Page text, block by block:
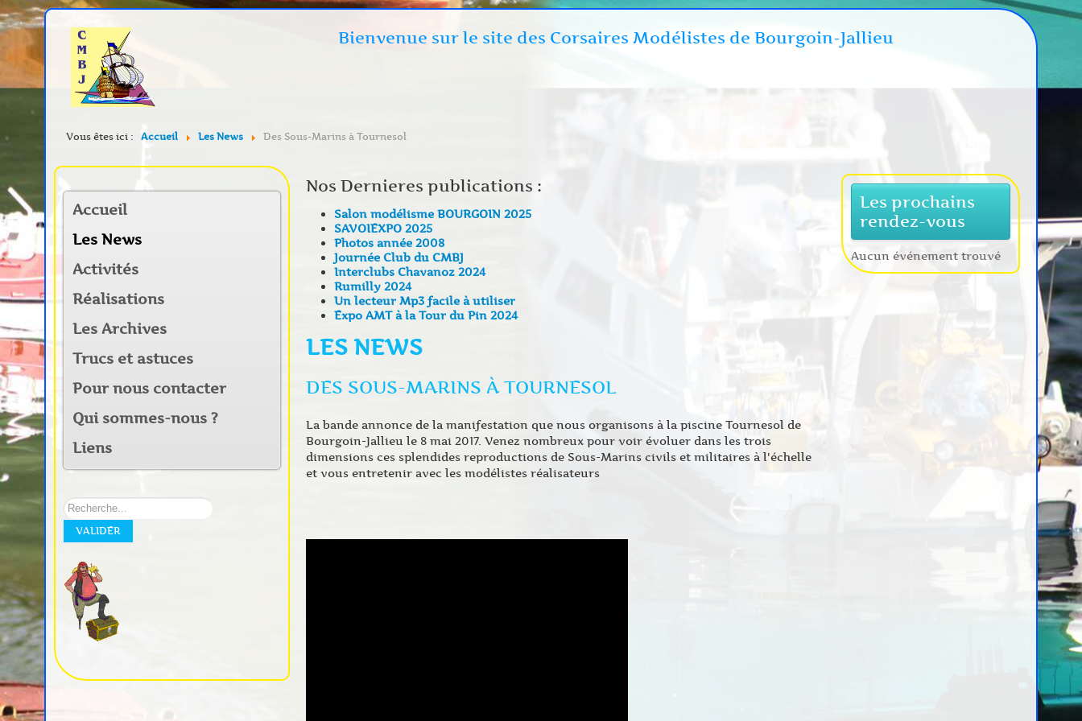
Bienvenue sur le site des Corsaires Modélistes de Bourgoin-Jallieu
Vous êtes ici : Accueil Les News Des Sous-Marins à Tournesol
Accueil
Les News
Activités
Réalisations
Les Archives
Trucs et astuces
Pour nous contacter
Qui sommes-nous ?
Liens
Rechercher
sur
notre
VALIDER
Nos Dernieres publications :
Salon modélisme BOURGOIN 2025
SAVOIEXPO 2025
Photos année 2008
Journée Club du CMBJ
Interclubs Chavanoz 2024
Rumilly 2024
Un lecteur Mp3 facile à utiliser
Expo AMT à la Tour du Pin 2024
LES NEWS
DES SOUS-MARINS À TOURNESOL
La bande annonce de la manifestation que nous organisons à la piscine Tournesol de
Bourgoin-Jallieu le 8 mai 2017. Venez nombreux pour voir évoluer dans les trois
dimensions ces splendides reproductions de Sous-Marins civils et militaires à l'échelle
et vous entretenir avec les modélistes réalisateurs
Les prochains
rendez-vous
Aucun événement trouvé